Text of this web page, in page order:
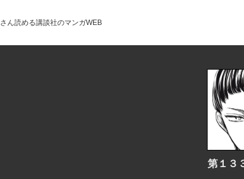
ん読める講談社のマンガWEB
第１３